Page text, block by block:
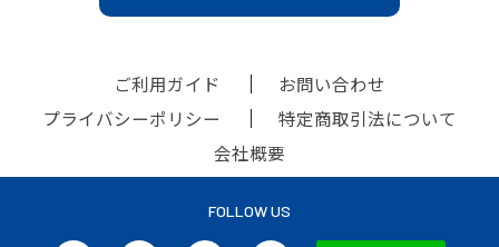
ご利用ガイド
お問い合わせ
プライバシーポリシー
特定商取引法について
会社概要
FOLLOW US